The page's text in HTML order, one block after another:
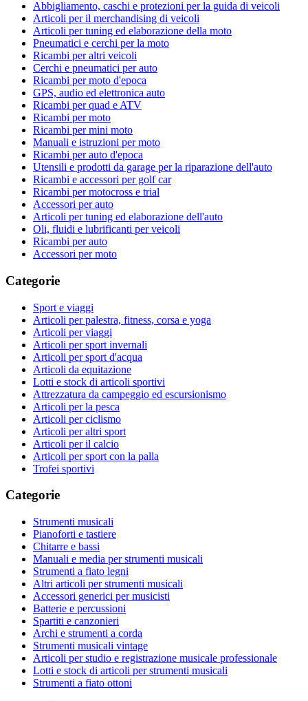
Abbigliamento, caschi e protezioni per la guida di veicoli
Articoli per il merchandising di veicoli
Articoli per tuning ed elaborazione della moto
Pneumatici e cerchi per la moto
Ricambi per altri veicoli
Cerchi e pneumatici per auto
Ricambi per moto d'epoca
GPS, audio ed elettronica auto
Ricambi per quad e ATV
Ricambi per moto
Ricambi per mini moto
Manuali e istruzioni per moto
Ricambi per auto d'epoca
Utensili e prodotti da garage per la riparazione dell'auto
Ricambi e accessori per golf car
Ricambi per motocross e trial
Accessori per auto
Articoli per tuning ed elaborazione dell'auto
Oli, fluidi e lubrificanti per veicoli
Ricambi per auto
Accessori per moto
Categorie
Sport e viaggi
Articoli per palestra, fitness, corsa e yoga
Articoli per viaggi
Articoli per sport invernali
Articoli per sport d'acqua
Articoli da equitazione
Lotti e stock di articoli sportivi
Attrezzatura da campeggio ed escursionismo
Articoli per la pesca
Articoli per ciclismo
Articoli per altri sport
Articoli per il calcio
Articoli per sport con la palla
Trofei sportivi
Categorie
Strumenti musicali
Pianoforti e tastiere
Chitarre e bassi
Manuali e media per strumenti musicali
Strumenti a fiato legni
Altri articoli per strumenti musicali
Accessori generici per musicisti
Batterie e percussioni
Spartiti e canzonieri
Archi e strumenti a corda
Strumenti musicali vintage
Articoli per studio e registrazione musicale professionale
Lotti e stock di articoli per strumenti musicali
Strumenti a fiato ottoni